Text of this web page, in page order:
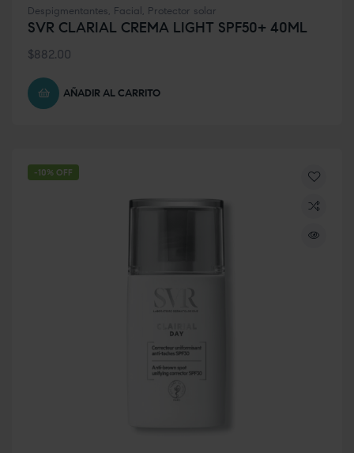
Despigmentantes, Facial, Protector solar
SVR CLARIAL CREMA LIGHT SPF50+ 40ML
$882.00
AÑADIR AL CARRITO
-10% OFF